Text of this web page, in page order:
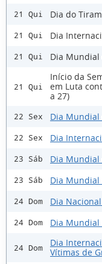
21 Qui Dia do
21 Qui Dia
21 Qui Dia Mundial
21 Qui
Início da
em Luta
a 27)
22 Sex Dia Mundial
22 Sex Dia
23 Sáb Dia Mundial
23 Sáb Dia
24 Dom Dia
24 Dom Dia Mundial
24 Dom
Dia
Vítimas de